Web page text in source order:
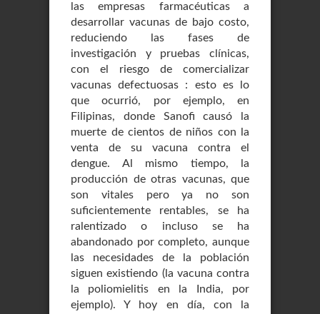
las empresas farmacéuticas a
desarrollar vacunas de bajo costo,
reduciendo las fases de
investigación y pruebas clínicas,
con el riesgo de comercializar
vacunas defectuosas : esto es lo
que ocurrió, por ejemplo, en
Filipinas, donde Sanofi causó la
muerte de cientos de niños con la
venta de su vacuna contra el
dengue. Al mismo tiempo, la
producción de otras vacunas, que
son vitales pero ya no son
suficientemente rentables, se ha
ralentizado o incluso se ha
abandonado por completo, aunque
las necesidades de la población
siguen existiendo (la vacuna contra
la poliomielitis en la India, por
ejemplo). Y hoy en día, con la